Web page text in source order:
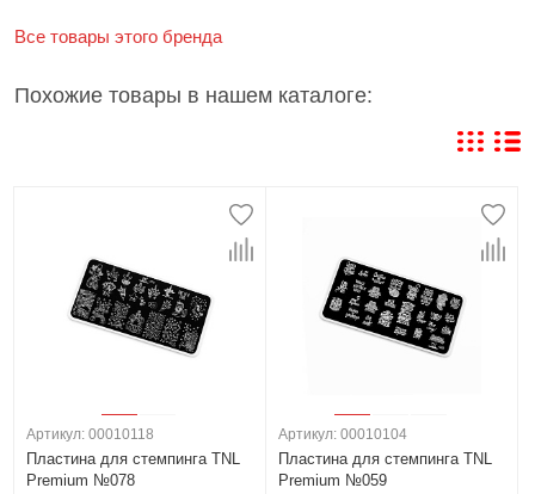
Все товары этого бренда
Похожие товары в нашем каталоге:
Артикул: 00010118
Пластина для стемпинга TNL
Premium №078
Артикул: 00010104
Пластина для стемпинга TNL
Premium №059